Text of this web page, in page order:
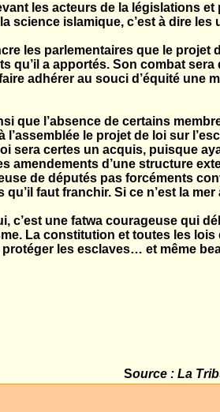
les acteurs de la législations
science islamique, c’est à dire les
les parlementaires que le projet
qu’il a apportés. Son combat
adhérer au souci d’équité une
que l’absence de certains
le projet de loi sur
sera certes un acquis, puisque
amendements d’une structure
de députés pas forcéments
faut franchir. Si ce n’est la mer
c’est une fatwa courageuse qui
La constitution et toutes les
les esclaves… et même
Source : La